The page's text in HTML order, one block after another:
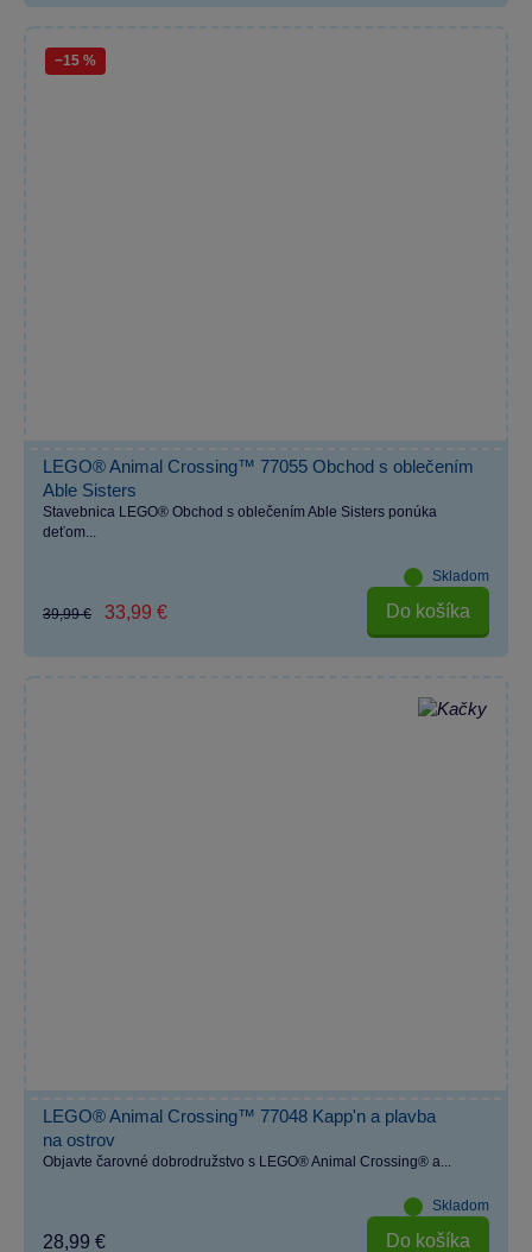
−15 %
LEGO® Animal Crossing™ 77055 Obchod s oblečením
Able Sisters
Stavebnica LEGO® Obchod s oblečením Able Sisters ponúka
deťom...
Skladom
39,99 € 33,99 € Do košíka
LEGO® Animal Crossing™ 77048 Kapp'n a plavba
na ostrov
Objavte čarovné dobrodružstvo s LEGO® Animal Crossing® a...
Skladom
28,99 € Do košíka